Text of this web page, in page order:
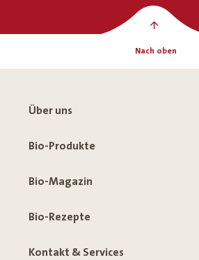
Nach oben
Über uns
Bio-Produkte
Bio-Magazin
Bio-Rezepte
Kontakt & Services